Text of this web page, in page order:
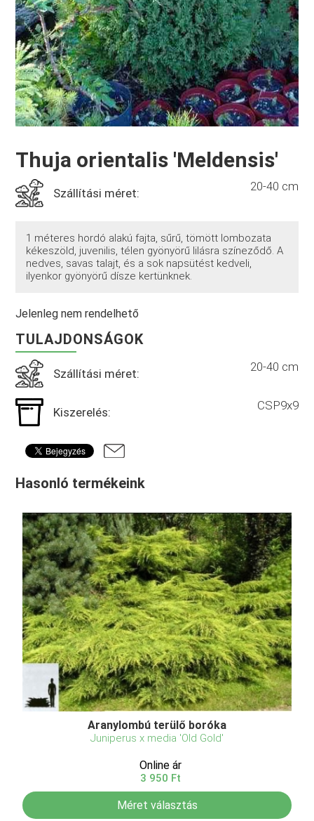
Thuja orientalis 'Meldensis'
Szállítási méret: 20-40 cm
1 méteres hordó alakú fajta, sűrű, tömött lombozata
kékeszöld, juvenilis, télen gyönyörű lilásra színeződő. A
nedves, savas talajt, és a sok napsütést kedveli,
ilyenkor gyönyörű dísze kertünknek.
Jelenleg nem rendelhető
TULAJDONSÁGOK
Szállítási méret: 20-40 cm
Kiszerelés: CSP9x9
Hasonló termékeink
Aranylombú terülő boróka
Juniperus x media 'Old Gold'
Online ár
3 950 Ft
Méret választás